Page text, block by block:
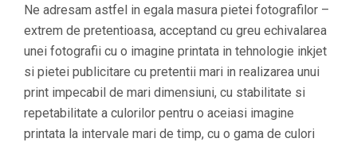
Ne adresam astfel in egala masura pietei fotografilor –
extrem de pretentioasa, acceptand cu greu echivalarea
unei fotografii cu o imagine printata in tehnologie inkjet
si pietei publicitare cu pretentii mari in realizarea unui
print impecabil de mari dimensiuni, cu stabilitate si
repetabilitate a culorilor pentru o aceiasi imagine
printata la intervale mari de timp, cu o gama de culori